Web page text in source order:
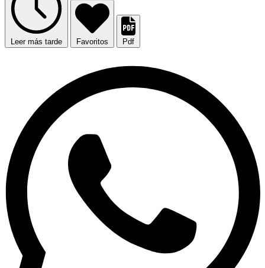
Leer más tarde Favoritos Pdf